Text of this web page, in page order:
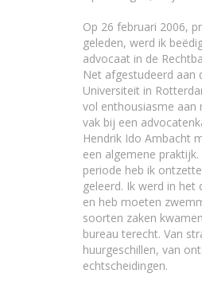
Op 26 februari 2006,
geleden, werd ik
advocaat in de
Net afgestudeerd aan
Universiteit in
vol enthousiasme aan
vak bij een
Hendrik Ido Ambacht
een algemene praktijk.
periode heb ik
geleerd. Ik werd in het
en heb moeten
soorten zaken
bureau terecht. Van
huurgeschillen, van
echtscheidingen.